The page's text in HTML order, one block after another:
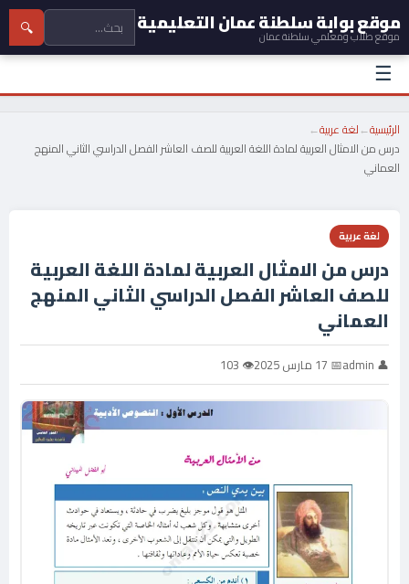
موقع بوابة سلطنة عمان التعليمية
موقع طلاب ومعلمي سلطنة عمان 🔍
☰
الرئيسية←لغة عربية←
درس من الامثال العربية لمادة اللغة العربية للصف العاشر الفصل الدراسي الثاني المنهج
العماني
لغة عربية
درس من الامثال العربية لمادة اللغة العربية
للصف العاشر الفصل الدراسي الثاني المنهج
العماني
👤 admin 📅 17 مارس 2025 👁 103